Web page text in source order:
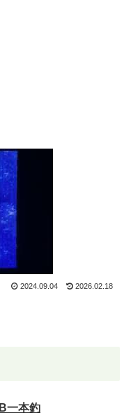
2024.09.04 2026.02.18
一本釣